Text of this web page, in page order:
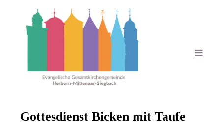
Gottesdienst Bicken mit Taufe